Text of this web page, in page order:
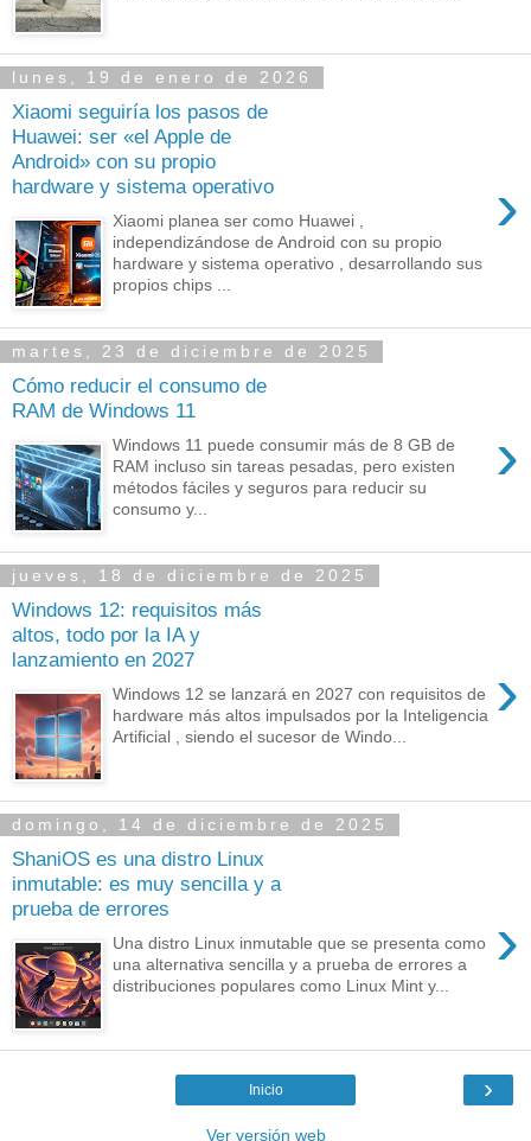
lunes, 19 de enero de 2026
Xiaomi seguiría los pasos de
Huawei: ser «el Apple de
Android» con su propio
hardware y sistema operativo
›
Xiaomi planea ser como Huawei ,
independizándose de Android con su propio
hardware y sistema operativo , desarrollando sus
propios chips ...
martes, 23 de diciembre de 2025
Cómo reducir el consumo de
RAM de Windows 11
›
Windows 11 puede consumir más de 8 GB de
RAM incluso sin tareas pesadas, pero existen
métodos fáciles y seguros para reducir su
consumo y...
jueves, 18 de diciembre de 2025
Windows 12: requisitos más
altos, todo por la IA y
lanzamiento en 2027
›
Windows 12 se lanzará en 2027 con requisitos de
hardware más altos impulsados por la Inteligencia
Artificial , siendo el sucesor de Windo...
domingo, 14 de diciembre de 2025
ShaniOS es una distro Linux
inmutable: es muy sencilla y a
prueba de errores
›
Una distro Linux inmutable que se presenta como
una alternativa sencilla y a prueba de errores a
distribuciones populares como Linux Mint y...
›
Inicio
Ver versión web